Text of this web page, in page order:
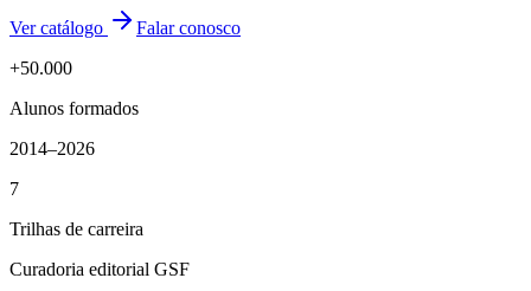
Ver catálogo
Falar conosco
+50.000
Alunos formados
2014–2026
7
Trilhas de carreira
Curadoria editorial GSF